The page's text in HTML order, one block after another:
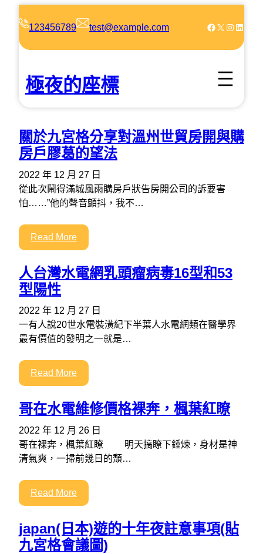
123456789 test@example.com Facebook X Instagram LinkedIn
極夜的座標
關於九宮格分享對溫州世貿房開與購
房戶膠葛的望法
2022 年 12 月 27 日
從此次鬧得滿城風雨購房戶狀告房開公司的訴要害
怕……”他的聲音顫抖，我不…
Read More
人台灣水電網乳頭瘤病毒16型和53
型陽性
2022 年 12 月 27 日
一有人說20世水電裝潢紀下半葉人水電網類在醫學界
最有價值的發明之一就是…
Read More
哥在水電維修價格裸奔，楓葉紅瞭
2022 年 12 月 26 日
哥在裸奔，楓葉紅瞭 明天搞瞭下錘煉，身材是神
清氣爽，一掃前幾日的頹…
Read More
japan(日本)遊的十年夜註意事項(貼
九宮格會議圖)